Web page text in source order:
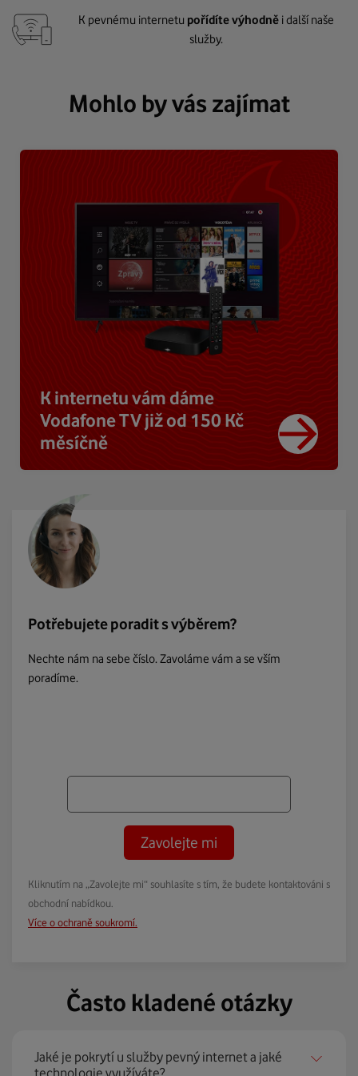
K pevnému internetu pořídíte výhodně i další naše
služby.
Mohlo by vás zajímat
K internetu vám dáme
Vodafone TV již od 150 Kč
měsíčně
Potřebujete poradit s výběrem?
Nechte nám na sebe číslo. Zavoláme vám a se vším
poradíme.
Zavolejte mi
Kliknutím na „Zavolejte mi“ souhlasíte s tím, že budete kontaktováni s
obchodní nabídkou.
Více o ochraně soukromí.
Často kladené otázky
Jaké je pokrytí u služby pevný internet a jaké
technologie využíváte?